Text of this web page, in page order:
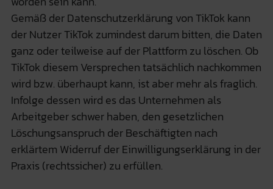
Gemäß der Datenschutzerklärung von TikTok kann
der Nutzer TikTok zumindest darum bitten, die Daten
ganz oder teilweise auf der Plattform zu löschen. Ob
TikTok diesem Versprechen tatsächlich nachkommen
wird bzw. überhaupt kann, ist aber mehr als fraglich.
Infolge dessen wird es das Unternehmen als
Arbeitgeber schwer haben, den gesetzlichen
Löschungsanspruch der Beschäftigten nach
erklärtem Widerruf der Einwilligungserklärung in der
Praxis (rechtssicher) zu erfüllen.